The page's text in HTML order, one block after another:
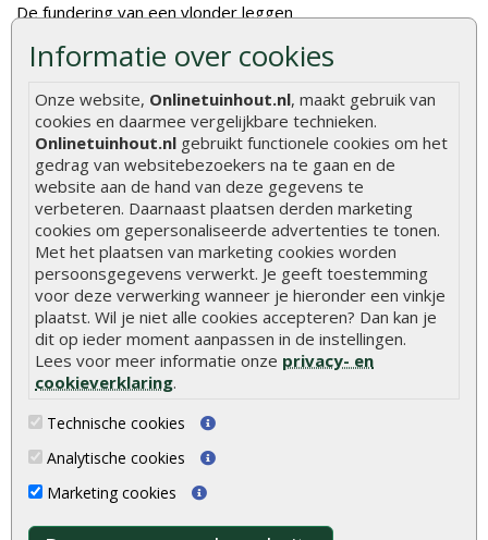
Informatie over cookies
Onze website, Onlinetuinhout.nl, maakt gebruik van
cookies en daarmee vergelijkbare technieken.
Onlinetuinhout.nl gebruikt functionele cookies om het
gedrag van websitebezoekers na te gaan en de
website aan de hand van deze gegevens te
verbeteren. Daarnaast plaatsen derden marketing
cookies om gepersonaliseerde advertenties te tonen.
Met het plaatsen van marketing cookies worden
persoonsgegevens verwerkt. Je geeft toestemming
voor deze verwerking wanneer je hieronder een vinkje
plaatst. Wil je niet alle cookies accepteren? Dan kan je
dit op ieder moment aanpassen in de instellingen.
Lees voor meer informatie onze privacy- en
cookieverklaring.
Technische cookies
Analytische cookies
Marketing cookies
De fundering van een vlonder leggen
Hoe zelf een houten overkapping maken
Hoe betonpaal plaatsen
Hoe schutting plaatsen
De 9 beste tuinschermen van Onlinetuinhout.nl
Stijlvolle houtsoorten voor in de tuin
Duurzame tuin
Welke palen voor een schapenhek
Alle populaire categorieën
Tuinhout
Schutting
Vlonderplanken
Tuinpalen
Tuinhekken
Tuinschermen
Schuttingplanken
Douglas hout